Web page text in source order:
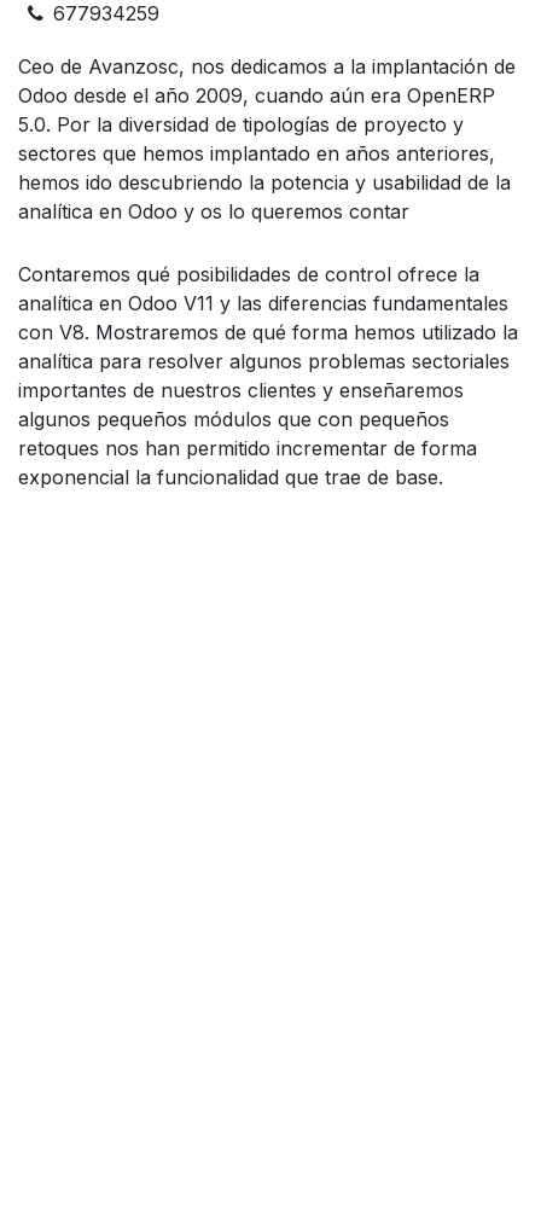
677934259
Ceo de Avanzosc, nos dedicamos a la implantación de
Odoo desde el año 2009, cuando aún era OpenERP
5.0. Por la diversidad de tipologías de proyecto y
sectores que hemos implantado en años anteriores,
hemos ido descubriendo la potencia y usabilidad de la
analítica en Odoo y os lo queremos contar
Contaremos qué posibilidades de control ofrece la
analítica en Odoo V11 y las diferencias fundamentales
con V8. Mostraremos de qué forma hemos utilizado la
analítica para resolver algunos problemas sectoriales
importantes de nuestros clientes y enseñaremos
algunos pequeños módulos que con pequeños
retoques nos han permitido incrementar de forma
exponencial la funcionalidad que trae de base.